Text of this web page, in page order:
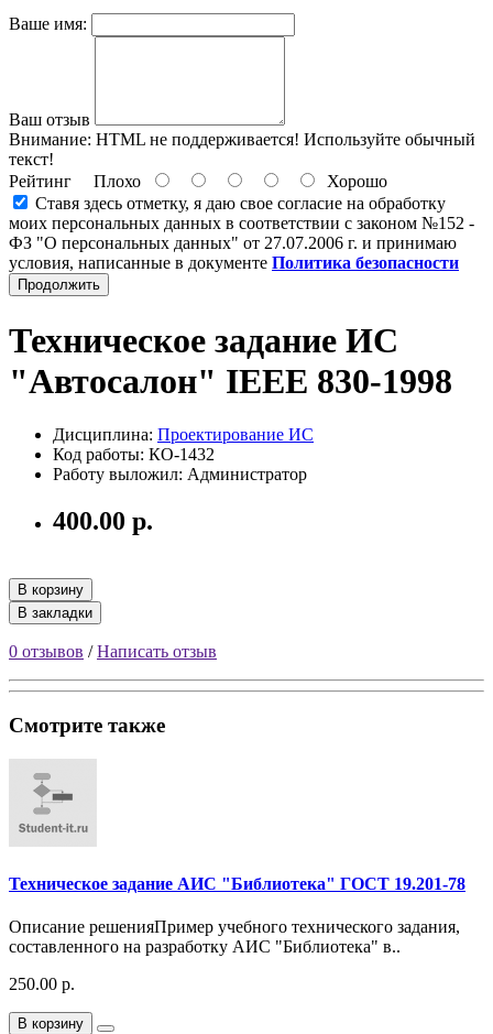
Ваше имя:
Ваш отзыв
Внимание: HTML не поддерживается! Используйте обычный
текст!
Рейтинг Плохо
Хорошо
Ставя здесь отметку, я даю свое согласие на обработку
моих персональных данных в соответствии с законом №152 -
ФЗ "О персональных данных" от 27.07.2006 г. и принимаю
условия, написанные в документе Политика безопасности
Продолжить
Техническое задание ИС
"Автосалон" IEEE 830-1998
Дисциплина: Проектирование ИС
Код работы: КО-1432
Работу выложил: Администратор
400.00 р.
В корзину
В закладки
0 отзывов /Написать отзыв
Смотрите также
Техническое задание АИС "Библиотека" ГОСТ 19.201-78
Описание решенияПример учебного технического задания,
составленного на разработку АИС "Библиотека" в..
250.00 р.
В корзину